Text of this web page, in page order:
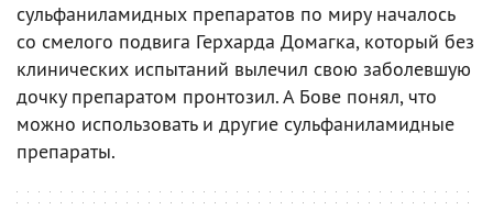
сульфаниламидных препаратов по миру началось
со смелого подвига Герхарда Домагка, который без
клинических испытаний вылечил свою заболевшую
дочку препаратом пронтозил. А Бове понял, что
можно использовать и другие сульфаниламидные
препараты.